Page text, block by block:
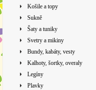
Košile a topy
Sukně
Šaty a tuniky
Svetry a mikiny
Bundy, kabáty, vesty
Kalhoty, šortky, overaly
Legíny
Plavky